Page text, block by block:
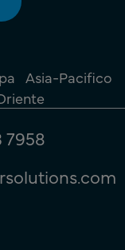
Asia-Pacifico
7958